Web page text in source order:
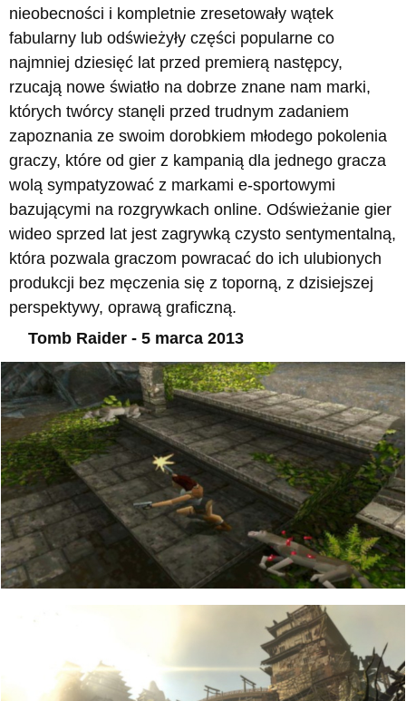
nieobecności i kompletnie zresetowały wątek
fabularny lub odświeżyły części popularne co
najmniej dziesięć lat przed premierą następcy,
rzucają nowe światło na dobrze znane nam marki,
których twórcy stanęli przed trudnym zadaniem
zapoznania ze swoim dorobkiem młodego pokolenia
graczy, które od gier z kampanią dla jednego gracza
wolą sympatyzować z markami e-sportowymi
bazującymi na rozgrywkach online. Odświeżanie gier
wideo sprzed lat jest zagrywką czysto sentymentalną,
która pozwala graczom powracać do ich ulubionych
produkcji bez męczenia się z toporną, z dzisiejszej
perspektywy, oprawą graficzną.
Tomb Raider - 5 marca 2013